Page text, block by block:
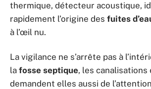
thermique, détecteur acoustique,
rapidement l’origine des fuites
à l’œil nu.
La vigilance ne s’arrête pas à
la fosse septique, les
demandent elles aussi de